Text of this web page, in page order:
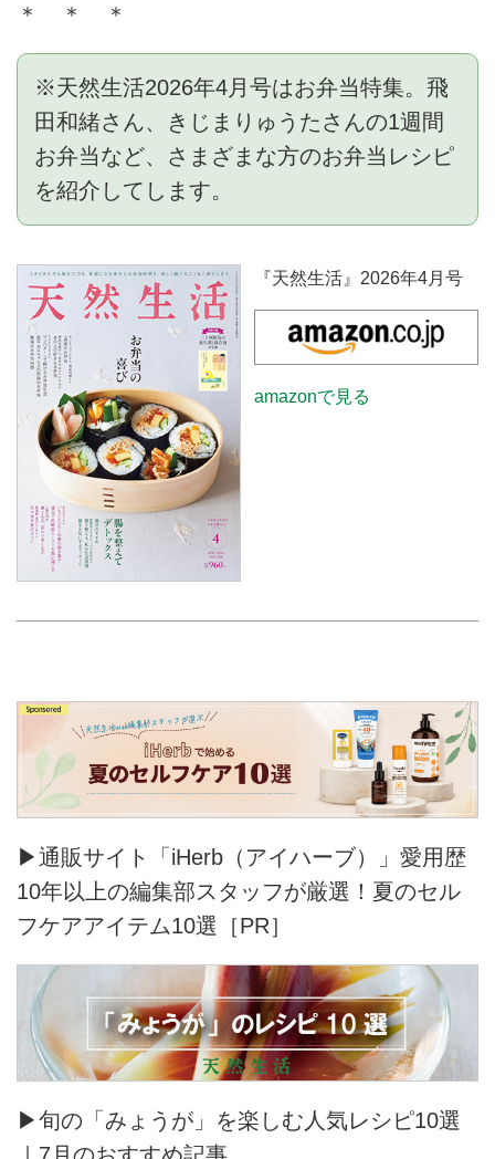
＊ ＊ ＊
※天然生活2026年4月号はお弁当特集。飛
田和緒さん、きじまりゅうたさんの1週間
お弁当など、さまざまな方のお弁当レシピ
を紹介してします。
『天然生活』2026年4月号
amazonで見る
▶通販サイト「iHerb（アイハーブ）」愛用歴
10年以上の編集部スタッフが厳選！夏のセル
フケアアイテム10選［PR］
▶旬の「みょうが」を楽しむ人気レシピ10選